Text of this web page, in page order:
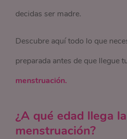
decidas ser madre.
Descubre aquí todo lo que
preparada antes de que llegue
menstruación.
¿A qué edad llega
menstruación?